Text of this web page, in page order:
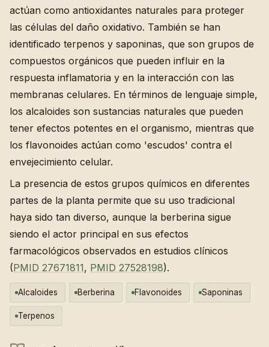
actúan como antioxidantes naturales para proteger
las células del daño oxidativo. También se han
identificado terpenos y saponinas, que son grupos de
compuestos orgánicos que pueden influir en la
respuesta inflamatoria y en la interacción con las
membranas celulares. En términos de lenguaje simple,
los alcaloides son sustancias naturales que pueden
tener efectos potentes en el organismo, mientras que
los flavonoides actúan como 'escudos' contra el
envejecimiento celular.
La presencia de estos grupos químicos en diferentes
partes de la planta permite que su uso tradicional
haya sido tan diverso, aunque la berberina sigue
siendo el actor principal en sus efectos
farmacológicos observados en estudios clínicos
(PMID 27671811, PMID 27528198).
Alcaloides Berberina Flavonoides Saponinas
Terpenos